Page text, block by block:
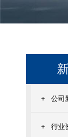
+ 公司
+ 行业